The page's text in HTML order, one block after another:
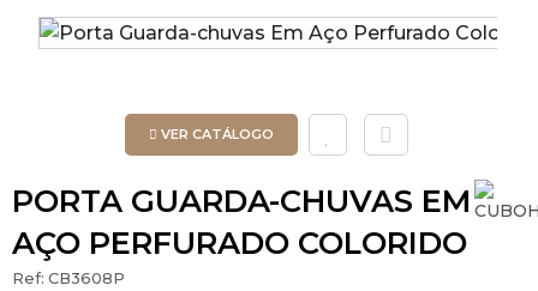
VER CATÁLOGO
PORTA GUARDA-CHUVAS EM
AÇO PERFURADO COLORIDO
Ref: CB3608P